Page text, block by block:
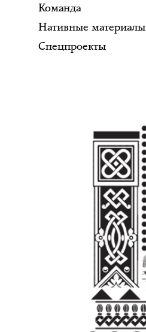
Команда
Нативные материалы
Спецпроекты